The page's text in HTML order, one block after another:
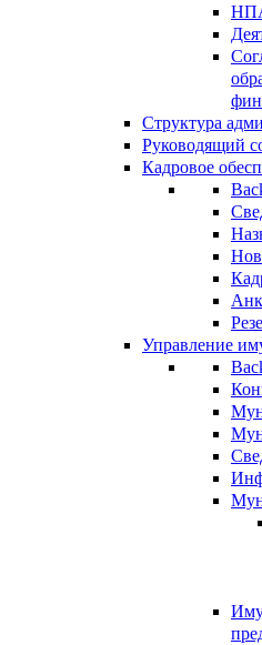
Структура
Руководящий
Кадровое
Управление